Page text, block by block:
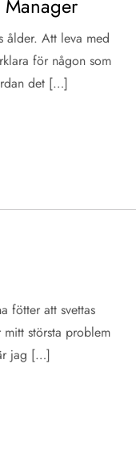
ålder. Att leva med
för någon som
det […]
fötter att svettas
största problem
jag […]